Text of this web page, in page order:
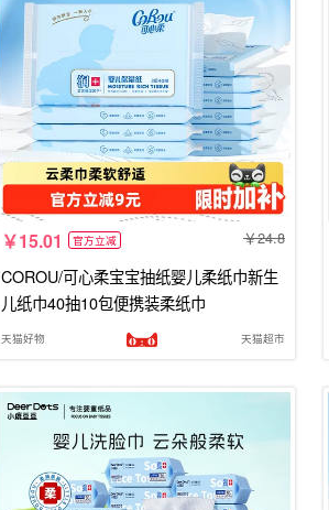
15.01 官方立减 24.8
COROU/可心柔宝宝抽纸婴儿柔纸巾新生
儿纸巾40抽10包便携装柔纸巾
天猫好物 天猫超市